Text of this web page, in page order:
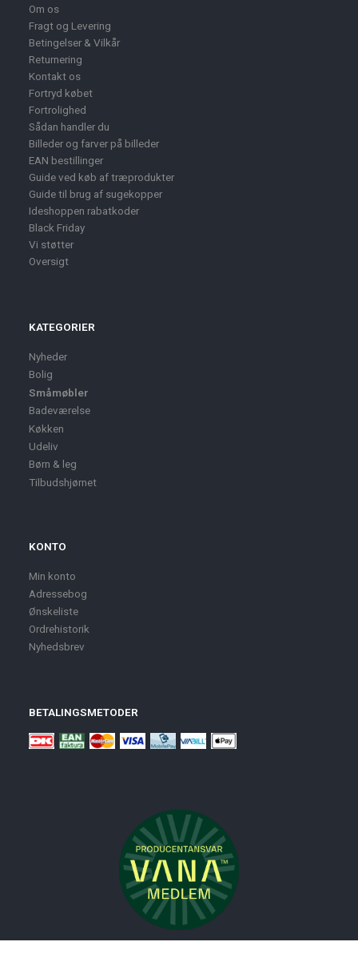
Om os
Fragt og Levering
Betingelser & Vilkår
Returnering
Kontakt os
Fortryd købet
Fortrolighed
Sådan handler du
Billeder og farver på billeder
EAN bestillinger
Guide ved køb af træprodukter
Guide til brug af sugekopper
Ideshoppen rabatkoder
Black Friday
Vi støtter
Oversigt
KATEGORIER
Nyheder
Bolig
Småmøbler
Badeværelse
Køkken
Udeliv
Børn & leg
Tilbudshjørnet
KONTO
Min konto
Adressebog
Ønskeliste
Ordrehistorik
Nyhedsbrev
BETALINGSMETODER